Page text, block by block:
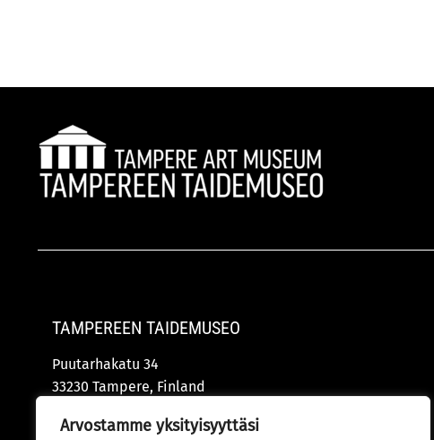
Arvostamme yksityisyyttäsi
TAMPEREEN TAIDEMUSEO
Puutarhakatu 34
33230 Tampere, Finland
+358 (0)41 730 3104